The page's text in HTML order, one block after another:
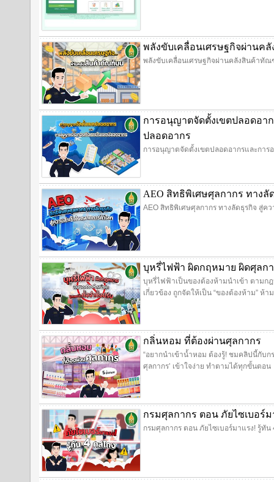
พลังขับเคลื่อนเศรษฐกิจผ่าน
พลังขับเคลื่อนเศรษฐกิจผ่านคลังสินค้าทั
การอนุญาตจัดตั้งเขตปลอดอา
ปลอดอากร
การอนุญาตจัดตั้งเขตปลอดอากรและกา
AEO สิทธิพิเศษศุลกากร ทางลั
AEO สิทธิพิเศษศุลกากร ทางลัดธุรกิจ สู่ค
บุหรี่ไฟฟ้า ผิดกฤหมาย ผิดศุลก
บุหรี่ไฟฟ้าเป็นของต้องห้ามนำเข้า ตาม
เกี่ยวข้อง ถูกจัดให้เป็น “ของต้องห้าม” ห้
กลิ่นหอม ที่ต้องผ่านศุลกากร
“อยากนำเข้าน้ำหอม ต้องรู้! ชมคลิปนี้กับ
ศุลกากร’ เข้าใจง่าย ทำตามได้ทุกขั้นตอน
กรมศุลกากร ตอน ภัยไซเบอร์
กรมศุลกากร ตอน ภัยไซเบอร์มาแรง! รู้ทัน